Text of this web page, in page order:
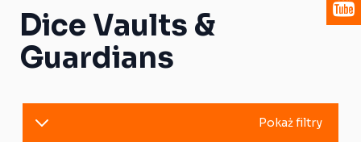
Dice Vaults &
Guardians
Pokaż filtry